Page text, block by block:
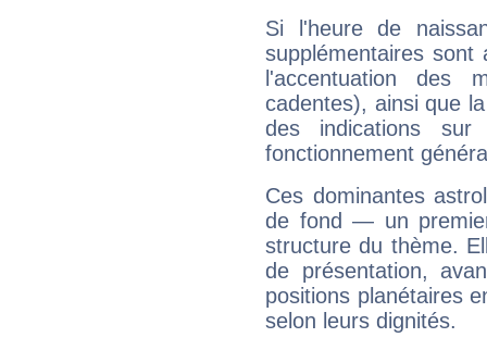
Si l'heure de
supplémentaires sont
l'accentuation des
cadentes), ainsi que
des indications sur
fonctionnement
Ces dominantes
de fond — un
structure du thème.
de présentation,
positions planétaires
selon leurs dignités.